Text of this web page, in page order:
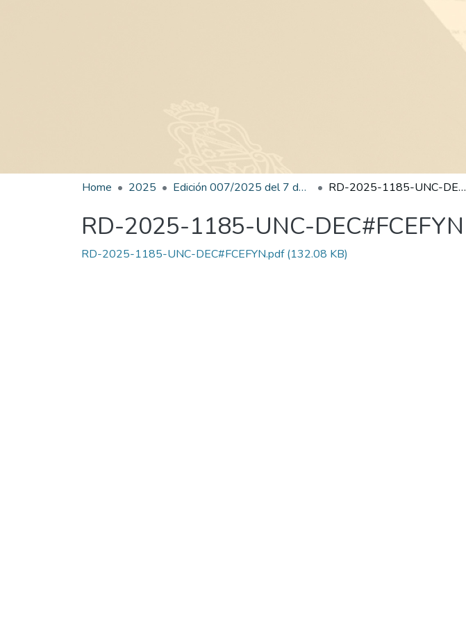
Home 2025 Edición 007/2025 del 7 de julio de 2025 RD-2025-1185-UNC-DEC#FCEFYN
RD-2025-1185-UNC-DEC#FCEFYN
RD-2025-1185-UNC-DEC#FCEFYN.pdf(132.08 KB)